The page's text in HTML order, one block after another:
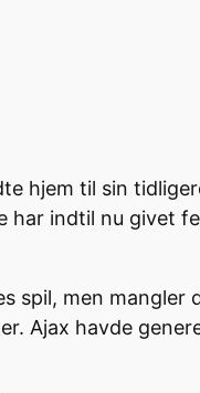
hjem til sin
har indtil nu
spil, men
Ajax havde